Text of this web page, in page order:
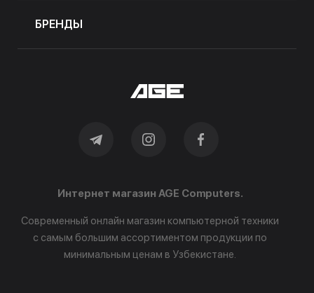
БРЕНДЫ
Интернет магазин AGE Computers.
Современный онлайн магазин компьютерной техники
с самым большим ассортиментом продукции по
минимальным ценам в Узбекистане.